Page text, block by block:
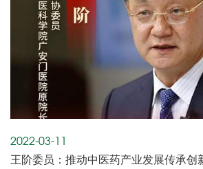
2022-03-11
王阶委员：推动中医药产业发展传承创